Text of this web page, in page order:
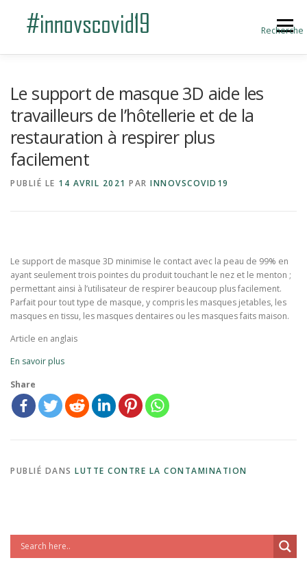
Recherche
Menu
SOUMETTRE UNE INNOVATION
Le support de masque 3D aide les
travailleurs de l’hôtellerie et de la
restauration à respirer plus
facilement
PUBLIÉ LE 14 AVRIL 2021 PAR INNOVSCOVID19
Le support de masque 3D minimise le contact avec la peau de 99% en
ayant seulement trois pointes du produit touchant le nez et le menton ;
permettant ainsi à l’utilisateur de respirer beaucoup plus facilement.
Parfait pour tout type de masque, y compris les masques jetables, les
masques en tissu, les masques dentaires ou les masques faits maison.
Article en anglais
En savoir plus
Share
PUBLIÉ DANS LUTTE CONTRE LA CONTAMINATION